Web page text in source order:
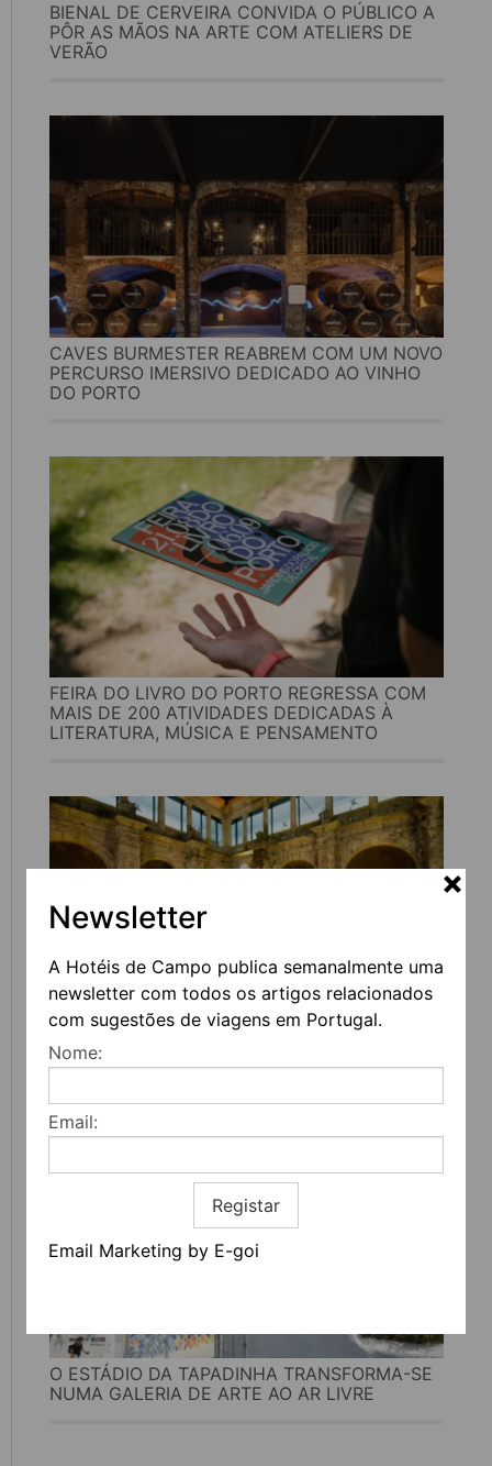
Newsletter
A Hotéis de Campo publica semanalmente uma
newsletter com todos os artigos relacionados
com sugestões de viagens em Portugal.
Nome:
Email:
Registar
Email Marketing by E-goi
BIENAL DE CERVEIRA CONVIDA O PÚBLICO A
PÔR AS MÃOS NA ARTE COM ATELIERS DE
VERÃO
CAVES BURMESTER REABREM COM UM NOVO
PERCURSO IMERSIVO DEDICADO AO VINHO
DO PORTO
FEIRA DO LIVRO DO PORTO REGRESSA COM
MAIS DE 200 ATIVIDADES DEDICADAS À
LITERATURA, MÚSICA E PENSAMENTO
UVVA REGRESSA A AMARANTE PARA
CELEBRAR O VINHO, A GASTRONOMIA E A
CULTURA
O ESTÁDIO DA TAPADINHA TRANSFORMA-SE
NUMA GALERIA DE ARTE AO AR LIVRE